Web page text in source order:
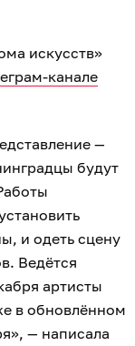
искусств»
канале
—
будут
и одеть сцену
Ведётся
артисты
в обновлённом
— написала